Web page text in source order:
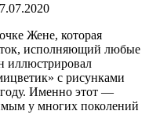
Жене, которая
исполняющий любые
иллюстрировал
с рисунками
Именно этот —
у многих поколений